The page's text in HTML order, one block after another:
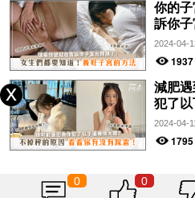
你的
訴你
法，女
2024-04-
1937
減肥
犯了
的原因
2024-04-11
1795
0 0